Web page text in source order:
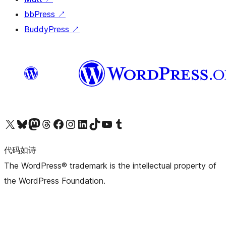
bbPress ↗
BuddyPress ↗
关注我们的 X（原 Twitter）账号访问我们的 Bluesky 账号关注我们的 Mastodon 账号访问我们的 Threads 账号 访问我们的 Facebook 公共主页关注我们的 Instagram 账号 关注我们的 LinkedIn 主页访问我们的 TikTok 账号访问我们的 YouTube 频道 访问我们的 Tumblr 账号
代码如诗
The WordPress® trademark is the intellectual property of
the WordPress Foundation.